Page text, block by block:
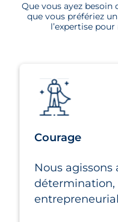
Que vous ayez besoin
que vous préfériez
l’expertise
Courage
Nous agissons
détermination,